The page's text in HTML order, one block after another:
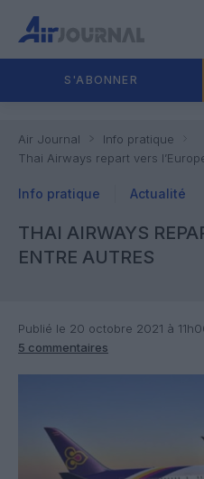
S'ABONNER
Air Journal
Info pratique
Thai Airways repart vers
Info pratique Actualité
THAI AIRWAYS
ENTRE AUTRES
Publié le 20 octobre 2021 à
5 commentaires